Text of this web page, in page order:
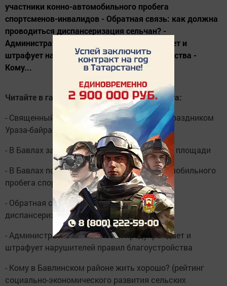
участники конно-автомобильного пробега
спортсменов-инвалидов - Обратная связь: как должна
проводиться диспансеризация сельчан? -
Административная комиссия предупреждает и
штрафует нарушителей правил благоустройства -
Кому...
Читайте в газете «Слава труду» от 14 августа:
- Священный месяц Рамазан завершился праздником
Ураза-байрам
- В Бавлах закрыт проезд по привокзальной площади
- В Бавлах побывали участники конно-автомобильного
пробега спортсменов-инвалидов
- Обратная связь: как должна проводиться
диспансеризация сельчан?
- Административная комиссия предупреждает и
штрафует нарушителей правил благоустройства
- Кому в Бавлинском районе жить хорошо? (рейтинг
социально-экономического развития сельских